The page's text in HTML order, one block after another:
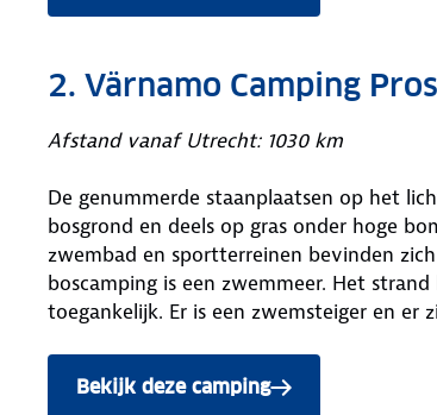
2. Värnamo Camping
Afstand vanaf Utrecht: 1030 km
De genummerde staanplaatsen op het
bosgrond en deels op gras onder hoge
zwembad en sportterreinen bevinden
boscamping is een zwemmeer. Het
toegankelijk. Er is een zwemsteiger en er
Bekijk deze camping